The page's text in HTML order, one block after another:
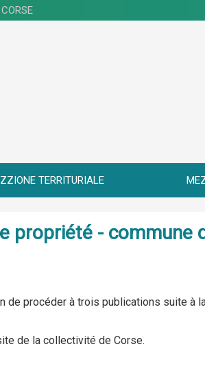
TERRITURIALE
propriété - commune
de procéder à trois publications suite à
de la collectivité de Corse.